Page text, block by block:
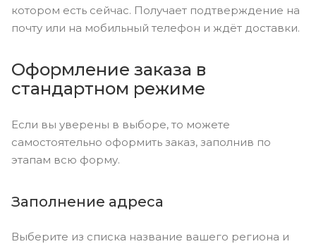
котором есть сейчас. Получает подтверждение на
почту или на мобильный телефон и ждёт доставки.
Оформление заказа в
стандартном режиме
Если вы уверены в выборе, то можете
самостоятельно оформить заказ, заполнив по
этапам всю форму.
Заполнение адреса
Выберите из списка название вашего региона и